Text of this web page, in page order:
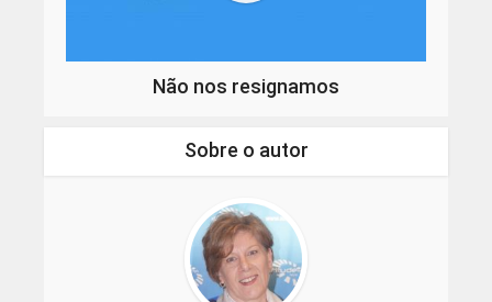
Não nos resignamos
Sobre o autor